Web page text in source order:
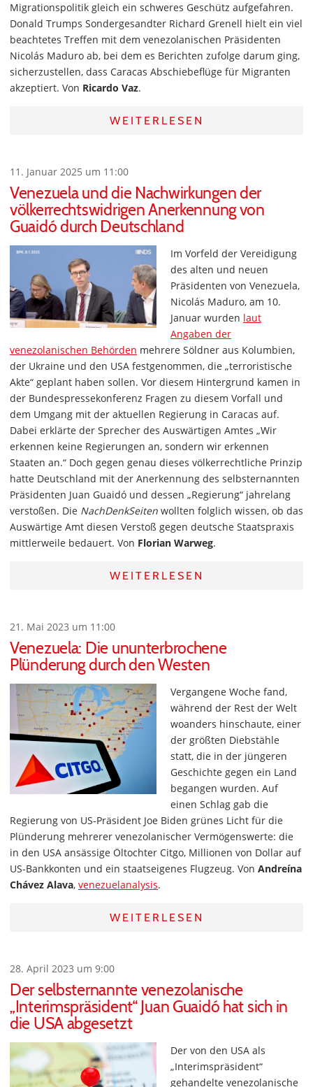
Migrationspolitik gleich ein schweres Geschütz aufgefahren.
Donald Trumps Sondergesandter Richard Grenell hielt ein viel
beachtetes Treffen mit dem venezolanischen Präsidenten
Nicolás Maduro ab, bei dem es Berichten zufolge darum ging,
sicherzustellen, dass Caracas Abschiebeflüge für Migranten
akzeptiert. Von Ricardo Vaz.
WEITERLESEN
11. Januar 2025 um 11:00
Venezuela und die Nachwirkungen der
völkerrechtswidrigen Anerkennung von
Guaidó durch Deutschland
Im Vorfeld der Vereidigung
des alten und neuen
Präsidenten von Venezuela,
Nicolás Maduro, am 10.
Januar wurden laut
Angaben der
venezolanischen Behörden mehrere Söldner aus Kolumbien,
der Ukraine und den USA festgenommen, die „terroristische
Akte“ geplant haben sollen. Vor diesem Hintergrund kamen in
der Bundespressekonferenz Fragen zu diesem Vorfall und
dem Umgang mit der aktuellen Regierung in Caracas auf.
Dabei erklärte der Sprecher des Auswärtigen Amtes „Wir
erkennen keine Regierungen an, sondern wir erkennen
Staaten an.“ Doch gegen genau dieses völkerrechtliche Prinzip
hatte Deutschland mit der Anerkennung des selbsternannten
Präsidenten Juan Guaidó und dessen „Regierung“ jahrelang
verstoßen. Die NachDenkSeiten wollten folglich wissen, ob das
Auswärtige Amt diesen Verstoß gegen deutsche Staatspraxis
mittlerweile bedauert. Von Florian Warweg.
WEITERLESEN
21. Mai 2023 um 11:00
Venezuela: Die ununterbrochene
Plünderung durch den Westen
Vergangene Woche fand,
während der Rest der Welt
woanders hinschaute, einer
der größten Diebstähle
statt, die in der jüngeren
Geschichte gegen ein Land
begangen wurden. Auf
einen Schlag gab die
Regierung von US-Präsident Joe Biden grünes Licht für die
Plünderung mehrerer venezolanischer Vermögenswerte: die
in den USA ansässige Öltochter Citgo, Millionen von Dollar auf
US-Bankkonten und ein staatseigenes Flugzeug. Von Andreína
Chávez Alava, venezuelanalysis.
WEITERLESEN
28. April 2023 um 9:00
Der selbsternannte venezolanische
„Interimspräsident“ Juan Guaidó hat sich in
die USA abgesetzt
Der von den USA als
„Interimspräsident“
gehandelte venezolanische